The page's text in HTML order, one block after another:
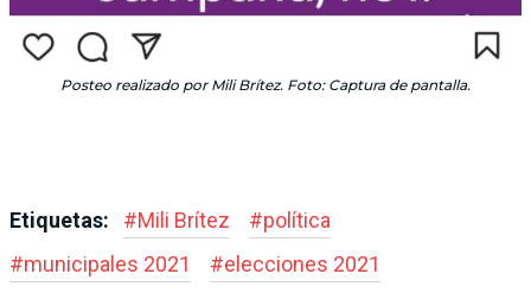
Posteo realizado por Mili Brítez. Foto: Captura de pantalla.
Etiquetas: #Mili Brítez #política
#municipales 2021 #elecciones 2021